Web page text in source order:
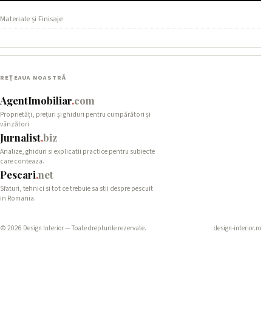
Materiale și Finisaje
REȚEAUA NOASTRĂ
AgentImobiliar.com
Proprietăți, prețuri și ghiduri pentru cumpărători și
vânzători
Jurnalist.biz
Analize, ghiduri si explicatii practice pentru subiecte
care conteaza.
Pescari.net
Sfaturi, tehnici si tot ce trebuie sa stii despre pescuit
in Romania.
© 2026 Design Interior — Toate drepturile rezervate. design-interior.ro